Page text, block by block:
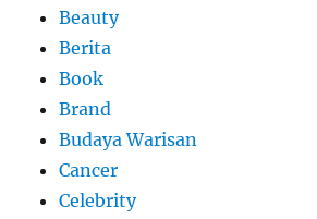
Beauty
Berita
Book
Brand
Budaya Warisan
Cancer
Celebrity